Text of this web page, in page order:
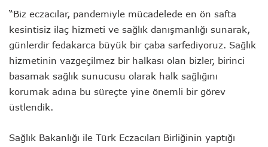
“Biz eczacılar, pandemiyle mücadelede en ön safta
kesintisiz ilaç hizmeti ve sağlık danışmanlığı sunarak,
günlerdir fedakarca büyük bir çaba sarfediyoruz. Sağlık
hizmetinin vazgeçilmez bir halkası olan bizler, birinci
basamak sağlık sunucusu olarak halk sağlığını
korumak adına bu süreçte yine önemli bir görev
üstlendik.
Sağlık Bakanlığı ile Türk Eczacıları Birliğinin yaptığı